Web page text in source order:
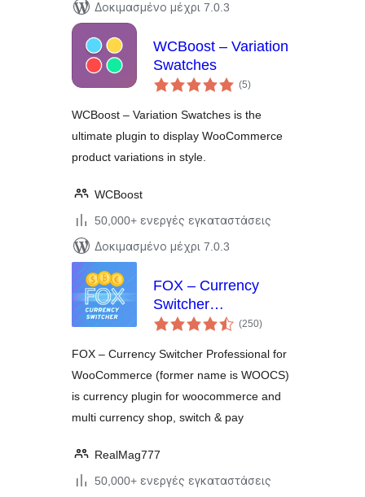
Δοκιμασμένο μέχρι 7.0.3
WCBoost – Variation
Swatches
(5αξιολογήσεις
σύνολο
)
WCBoost – Variation Swatches is the
ultimate plugin to display WooCommerce
product variations in style.
WCBoost
50,000+ ενεργές εγκαταστάσεις
Δοκιμασμένο μέχρι 7.0.3
FOX – Currency
Switcher
Professional for
(250αξιολογήσεις
σύνολο
)
FOX – Currency Switcher Professional for
WooCommerce (former name is WOOCS)
is currency plugin for woocommerce and
multi currency shop, switch & pay
RealMag777
50,000+ ενεργές εγκαταστάσεις